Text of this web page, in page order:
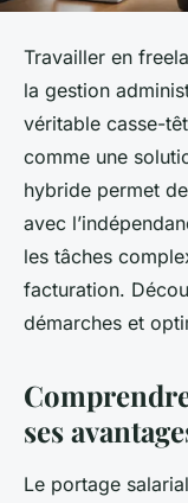
Travailler en
la gestion
véritable casse-
comme une
hybride permet
avec
les tâches
facturation.
démarches et
ses
Le portage